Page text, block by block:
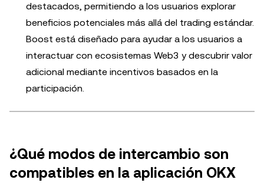
destacados, permitiendo a los usuarios explorar
beneficios potenciales más allá del trading estándar.
Boost está diseñado para ayudar a los usuarios a
interactuar con ecosistemas Web3 y descubrir valor
adicional mediante incentivos basados en la
participación.
¿Qué modos de intercambio son
compatibles en la aplicación OKX